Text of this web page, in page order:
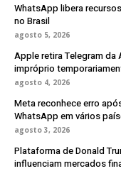
WhatsApp libera
no Brasil
agosto 5, 2026
Apple retira Telegram
impróprio
agosto 4, 2026
Meta reconhece erro
WhatsApp em vários
agosto 3, 2026
Plataforma de Donald
influenciam mercados